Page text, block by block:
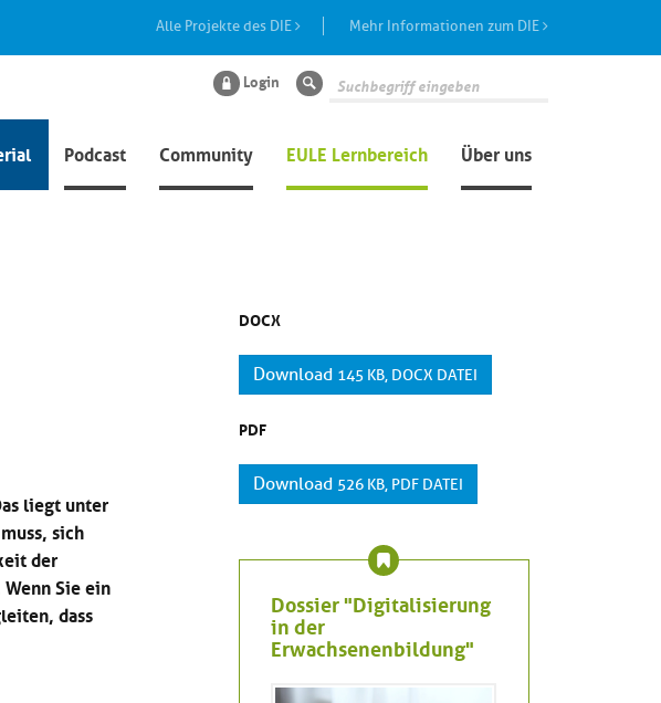
Alle Projekte des DIE Mehr Informationen zum DIE
Podcast Community EULE Lernbereich Über uns
Login Suche
liegt unter
sich
der
Sie ein
dass
DOCX
Download 145 KB, DOCX DATEI
PDF
Download 526 KB, PDF DATEI
Dossier "Digitalisierung
in der
Erwachsenenbildung"